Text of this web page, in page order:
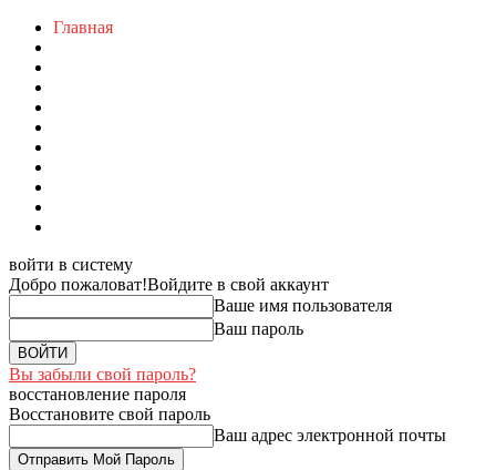
Главная
войти в систему
Добро пожаловат!Войдите в свой аккаунт
Ваше имя пользователя
Ваш пароль
Вы забыли свой пароль?
восстановление пароля
Восстановите свой пароль
Ваш адрес электронной почты